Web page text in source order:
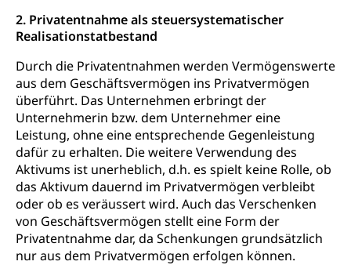
2. Privatentnahme als steuersystematischer
Realisationstatbestand
Durch die Privatentnahmen werden Vermögenswerte
aus dem Geschäftsvermögen ins Privatvermögen
überführt. Das Unternehmen erbringt der
Unternehmerin bzw. dem Unternehmer eine
Leistung, ohne eine entsprechende Gegenleistung
dafür zu erhalten. Die weitere Verwendung des
Aktivums ist unerheblich, d.h. es spielt keine Rolle, ob
das Aktivum dauernd im Privatvermögen verbleibt
oder ob es veräussert wird. Auch das Verschenken
von Geschäftsvermögen stellt eine Form der
Privatentnahme dar, da Schenkungen grundsätzlich
nur aus dem Privatvermögen erfolgen können.